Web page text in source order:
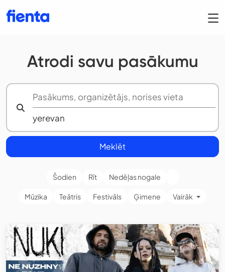
Atrodi savu pasākumu
Meklēt
Šodien Rīt Nedēļas nogale
Mūzika Teātris Festivāls Ģimene Vairāk